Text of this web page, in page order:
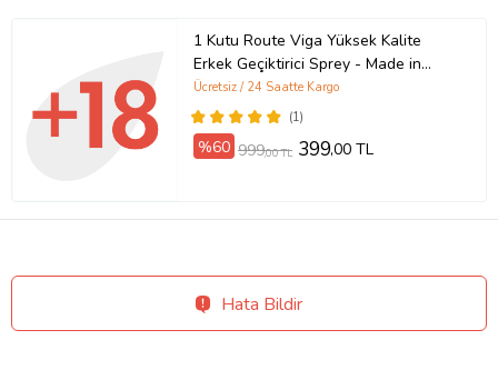
1 Kutu Route Viga Yüksek Kalite
Erkek Geçiktirici Sprey - Made in
Germany - Premium Qualty Delay
Sprey - 1 Kutu 20 ML
(1)
Ücretsiz / 24 Saatte Kargo
%60 999,00 TL 399,00 TL
Hata Bildir